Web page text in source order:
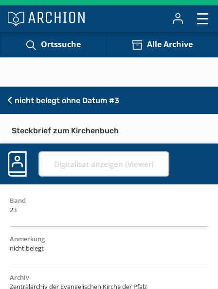
Ortssuche Alle Archive
nicht belegt ohne Datum #3
Steckbrief zum Kirchenbuch
Digitalisat anzeigen (Viewer)
Band
23
Anmerkung
nicht belegt
Archiv
Zentralarchiv der Evangelischen Kirche der Pfalz